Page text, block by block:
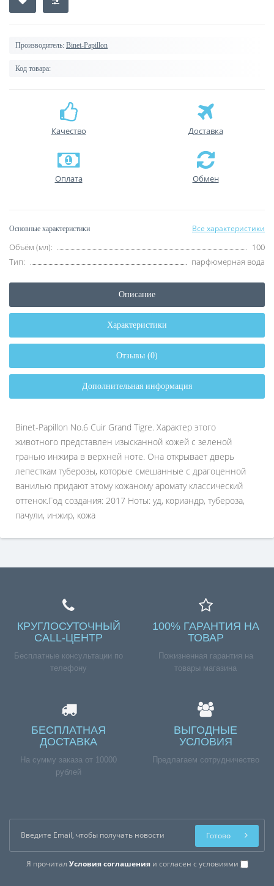
Производитель: Binet-Papillon
Код товара:
Качество Доставка
Оплата Обмен
Основные характеристики Все характеристики
Объём (мл):
100
Тип:
парфюмерная вода
Описание
Характеристики
Отзывы (0)
Дополнительная информация
Binet-Papillon No.6 Cuir Grand Tigre. Характер этого
животного представлен изысканной кожей с зеленой
гранью инжира в верхней ноте. Она открывает дверь
лепесткам туберозы, которые смешанные с драгоценной
ванилью придают этому кожаному аромату классический
оттенок.Год создания: 2017 Ноты: уд, кориандр, тубероза,
пачули, инжир, кожа
КРУГЛОСУТОЧНЫЙ
CALL-ЦЕНТР
Бесплатные консультации по
телефону
100% ГАРАНТИЯ НА
ТОВАР
Пожизненная гарантия на
товары магазина
БЕСПЛАТНАЯ
ДОСТАВКА
На сумму заказа от 10000
рублей
ВЫГОДНЫЕ
УСЛОВИЯ
Предлагаем сотрудничество
Я прочитал Условия соглашенияи согласен с условиями
Готово